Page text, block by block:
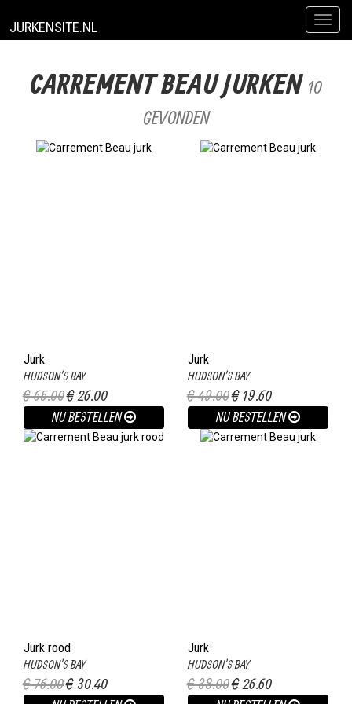
JURKENSITE.NL
CARREMENT BEAU JURKEN 10
GEVONDEN
Jurk
HUDSON'S BAY
€ 65.00€ 26.00
NU BESTELLEN
Jurk
HUDSON'S BAY
€ 49.00€ 19.60
NU BESTELLEN
Jurk rood
HUDSON'S BAY
€ 76.00€ 30.40
Jurk
HUDSON'S BAY
€ 38.00€ 26.60